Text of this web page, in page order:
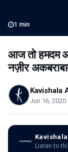
1 min
आज तो हमदम
नज़ीर
Kavishala
Jun 16, 2020
Kavishala
Listen to